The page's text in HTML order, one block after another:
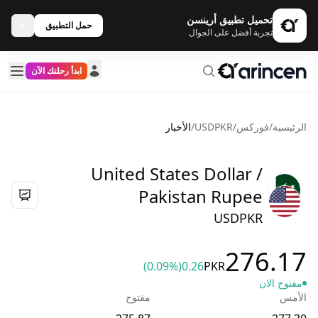
تحميل تطبيق أرينسن
تجربة أفضل على الجوال
حمل التطبيق
ابدأ رحلتك الآن
الرئيسية/فوركس/
USDPKR
/الأخبار
United States Dollar /
Pakistan Rupee
USDPKR
276.17
PKR
0.26
(0.09%)
مفتوح الان
الأمس
مفتوح